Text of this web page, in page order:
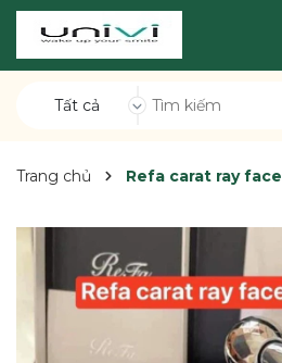
Tất cả
Trang chủ Refa carat ray face